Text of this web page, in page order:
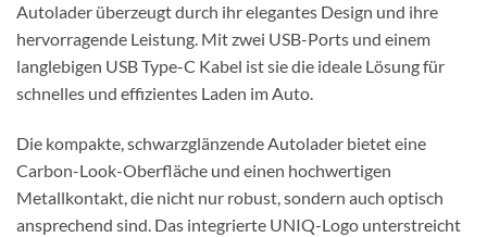
Autolader überzeugt durch ihr elegantes Design und ihre
hervorragende Leistung. Mit zwei USB-Ports und einem
langlebigen USB Type-C Kabel ist sie die ideale Lösung für
schnelles und effizientes Laden im Auto.
Die kompakte, schwarzglänzende Autolader bietet eine
Carbon-Look-Oberfläche und einen hochwertigen
Metallkontakt, die nicht nur robust, sondern auch optisch
ansprechend sind. Das integrierte UNIQ-Logo unterstreicht